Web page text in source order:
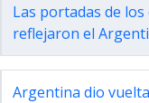
Las portadas de
reflejaron el
Argentina dio